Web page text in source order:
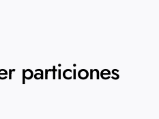
particiones